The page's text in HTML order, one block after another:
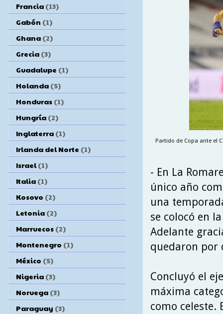
Partido de Copa ante el
- En La
único año
una
se colocó en
Adelante
quedaron por
Concluyó el
máxima
como celeste.
Francia (13)
Gabón (1)
Ghana (2)
Grecia (3)
Guadalupe (1)
Holanda (5)
Honduras (1)
Hungría (2)
Inglaterra (1)
Irlanda del Norte (1)
Israel (1)
Italia (1)
Kosovo (2)
Letonia (2)
Marruecos (2)
Montenegro (1)
México (5)
Nigeria (3)
Noruega (3)
Paraguay (3)